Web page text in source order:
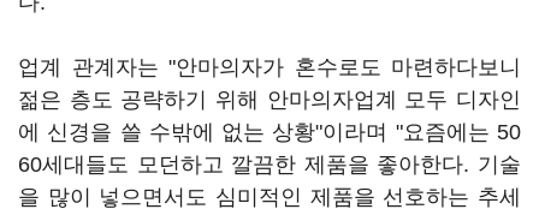
업계 관계자는 "안마의자가 혼수로도 마련하다보니
젊은 층도 공략하기 위해 안마의자업계 모두 디자인
에 신경을 쓸 수밖에 없는 상황"이라며 "요즘에는 50
60세대들도 모던하고 깔끔한 제품을 좋아한다. 기술
을 많이 넣으면서도 심미적인 제품을 선호하는 추세